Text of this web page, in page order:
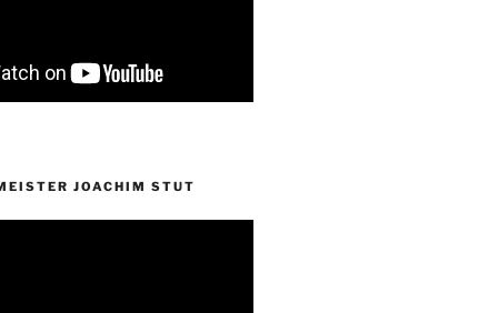
JOACHIM STUT